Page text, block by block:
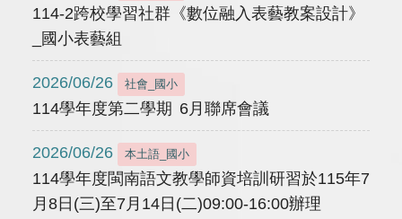
114-2跨校學習社群《數位融入表藝教案設計》
_國小表藝組
2026/06/26 社會_國小
114學年度第二學期 6月聯席會議
2026/06/26 本土語_國小
114學年度閩南語文教學師資培訓研習於115年7
月8日(三)至7月14日(二)09:00-16:00辦理